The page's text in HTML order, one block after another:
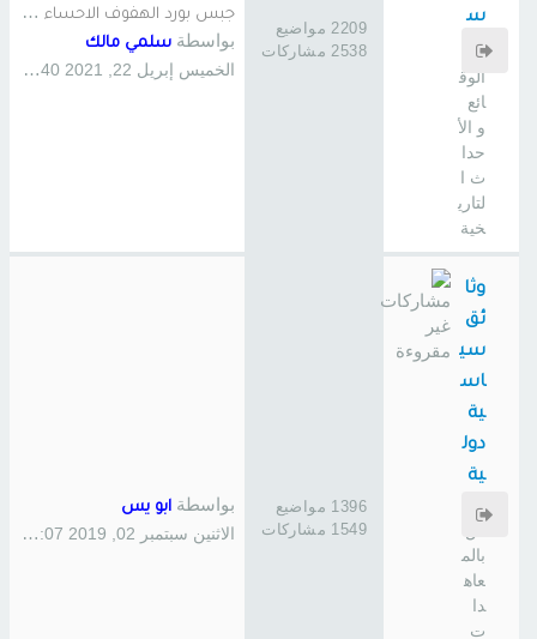
س
ي
الوق
ائع
و الأ
حدا
ث ا
لتاري
خية
2209 مواضيع
2538 مشاركات
ج
بس بورد الهفوف الاحساء , ترك…
بواسطة سلمي مالك
الخميس إبريل 22, 2021 4:40 am
وثا
ئق
سي
اس
ية
دول
ية
خا
بالم
عاه
دا
ت
1396 مواضيع
1549 مشاركات
بواسطة ابو يس
الاثنين سبتمبر 02, 2019 1:07 pm